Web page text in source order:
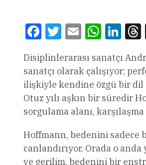
FacebookTwitterEmail WhatsApp
Disiplinlerarası sanatçı
sanatçı olarak çalışıyor;
ilişkiyle kendine özgü bir dil
Otuz yılı aşkın bir süredir
sorgulama alanı,
Hoffmann, bedenini sadece
canlandırıyor. Orada o
ve gerilim, bedenini bir